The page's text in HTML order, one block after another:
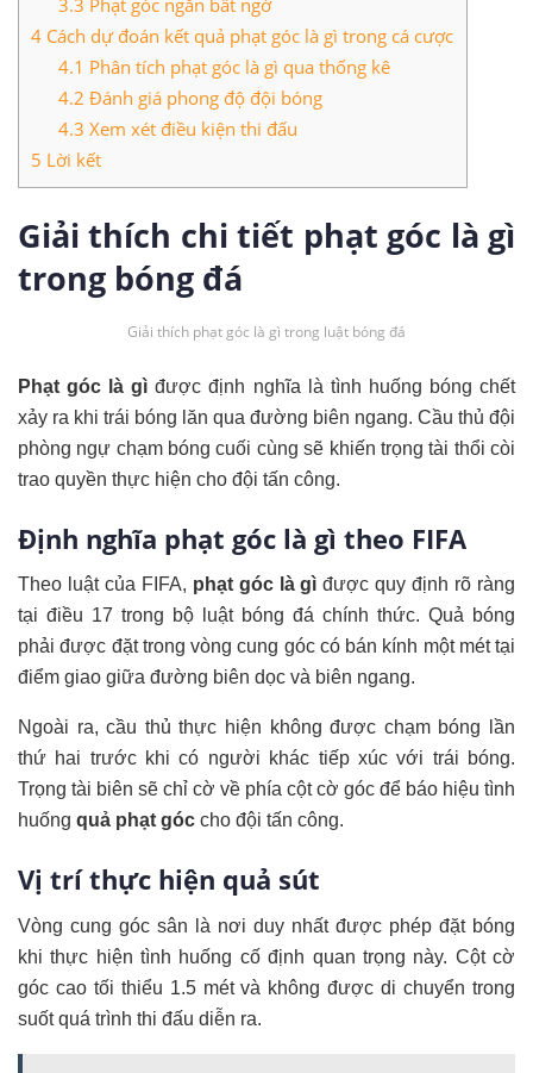
4 Cách dự đoán kết quả phạt góc là gì trong cá cược
4.1 Phân tích phạt góc là gì qua thống kê
4.2 Đánh giá phong độ đội bóng
4.3 Xem xét điều kiện thi đấu
5 Lời kết
Giải thích chi tiết phạt góc là gì
trong bóng đá
Giải thích phạt góc là gì trong luật bóng đá
Phạt góc là gì được định nghĩa là tình huống bóng chết
xảy ra khi trái bóng lăn qua đường biên ngang. Cầu thủ đội
phòng ngự chạm bóng cuối cùng sẽ khiến trọng tài thổi còi
trao quyền thực hiện cho đội tấn công.
Định nghĩa phạt góc là gì theo FIFA
Theo luật của FIFA, phạt góc là gì được quy định rõ ràng
tại điều 17 trong bộ luật bóng đá chính thức. Quả bóng
phải được đặt trong vòng cung góc có bán kính một mét tại
điểm giao giữa đường biên dọc và biên ngang.
Ngoài ra, cầu thủ thực hiện không được chạm bóng lần
thứ hai trước khi có người khác tiếp xúc với trái bóng.
Trọng tài biên sẽ chỉ cờ về phía cột cờ góc để báo hiệu tình
huống quả phạt góc cho đội tấn công.
Vị trí thực hiện quả sút
Vòng cung góc sân là nơi duy nhất được phép đặt bóng
khi thực hiện tình huống cố định quan trọng này. Cột cờ
góc cao tối thiểu 1.5 mét và không được di chuyển trong
suốt quá trình thi đấu diễn ra.